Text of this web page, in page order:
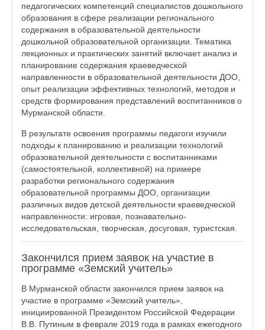
педагогических компетенций специалистов дошкольного
образования в сфере реализации регионального
содержания в образовательной деятельности
дошкольной образовательной организации. Тематика
лекционных и практических занятий включает анализ и
планирование содержания краеведческой
направленности в образовательной деятельности ДОО,
опыт реализации эффективных технологий, методов и
средств формирования представлений воспитанников о
Мурманской области.
В результате освоения программы педагоги изучили
подходы к планированию и реализации технологий
образовательной деятельности с воспитанниками
(самостоятельной, коллективной) на примере
разработки регионального содержания
образовательной программы ДОО, организации
различных видов детской деятельности краеведческой
направленности: игровая, познавательно-
исследовательская, творческая, досуговая, туристская.
Закончился прием заявок на участие в
программе «Земский учитель»
В Мурманской области закончился прием заявок на
участие в программе «Земский учитель»,
инициированной Президентом Российской Федерации
В.В. Путиным в феврале 2019 года в рамках ежегодного